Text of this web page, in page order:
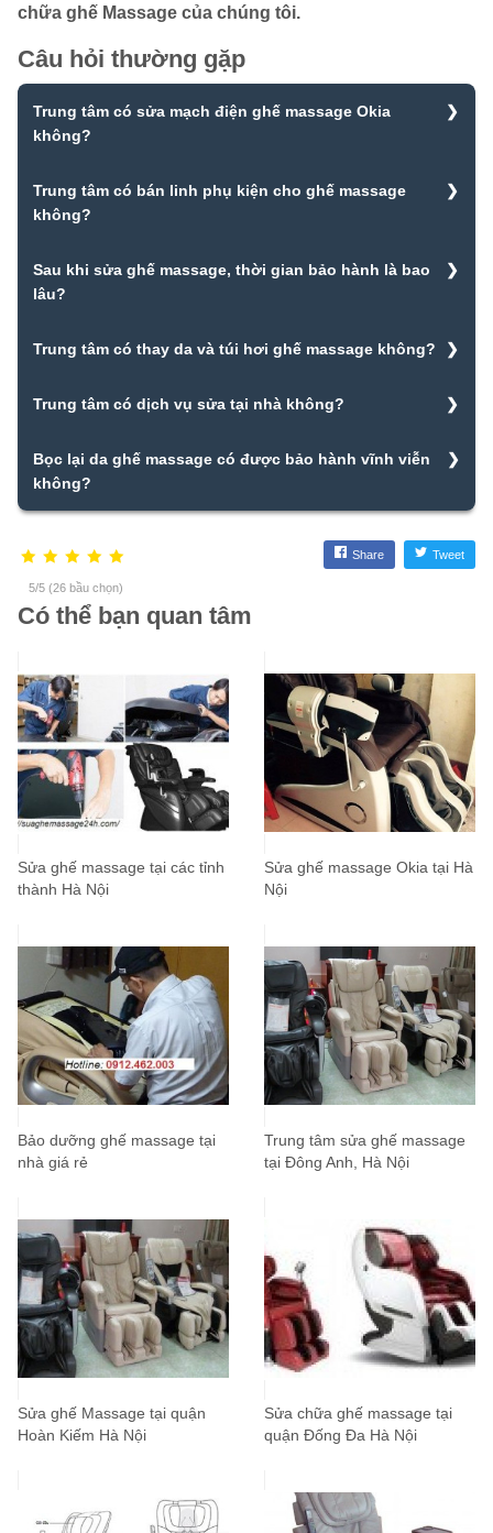
chữa ghế Massage của chúng tôi.
Câu hỏi thường gặp
Trung tâm có sửa mạch điện ghế massage Okia
không?
thay thế da ghế massage.
Trung tâm có bán linh phụ kiện cho ghế massage
không?
các loại, các hãng ghế khác nhau hàng chính hãng giá rẻ tại
nhà, uy tín nhất.
Sau khi sửa ghế massage, thời gian bảo hành là bao
lâu?
12 tháng.
Trung tâm có thay da và túi hơi ghế massage không?
uy tín nhất tại Hà Nội.
Trung tâm có dịch vụ sửa tại nhà không?
chóng, triệt để tại nhà.
Bọc lại da ghế massage có được bảo hành vĩnh viễn
không?
năm đến 7 năm.
5/5 (26 bầu chọn)
Share Tweet
Có thể bạn quan tâm
Sửa ghế massage tại các tỉnh
thành Hà Nội
Sửa ghế massage Okia tại Hà
Nội
Bảo dưỡng ghế massage tại
nhà giá rẻ
Trung tâm sửa ghế massage
tại Đông Anh, Hà Nội
Sửa ghế Massage tại quận
Hoàn Kiếm Hà Nội
Sửa chữa ghế massage tại
quận Đống Đa Hà Nội